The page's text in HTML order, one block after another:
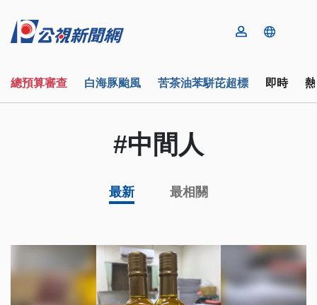
總預算審查 白海豚颱風 苦茶油苯駢芘超標 即時
#中間人
最新 最相關